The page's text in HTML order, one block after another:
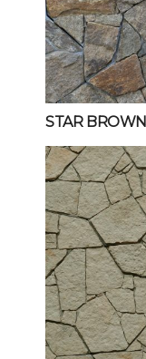
STAR BROWN